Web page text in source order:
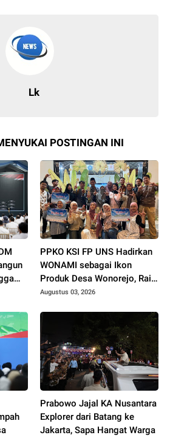
Lk
POSTINGAN INI
PPKO KSI FP UNS Hadirkan
WONAMI sebagai Ikon
Produk Desa Wonorejo, Raih
Tiga Penghargaan di
2026
Augustus 03, 2026
Prabowo Jajal KA Nusantara
Explorer dari Batang ke
Jakarta, Sapa Hangat Warga